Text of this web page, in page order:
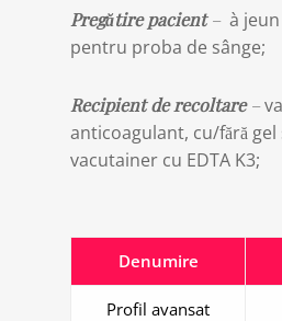
Pregătire pacient– à
pentru proba de sânge;
Recipient de recoltare–
anticoagulant, cu/fără
vacutainer cu EDTA K3;
Denumire
Profil avansat